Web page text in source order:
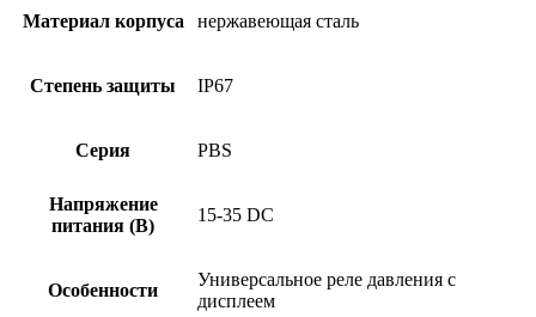
Материал корпуса нержавеющая сталь
Степень защиты IP67
Серия PBS
Напряжение
питания (В)
15-35 DC
Особенности
Универсальное реле давления с
дисплеем